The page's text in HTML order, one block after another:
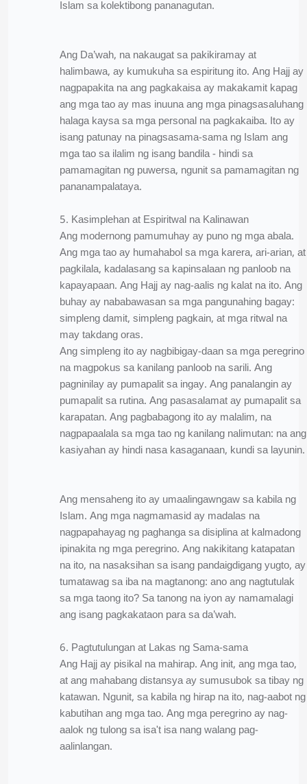
Islam sa kolektibong pananagutan.
Ang Da’wah, na nakaugat sa pakikiramay at
halimbawa, ay kumukuha sa espiritung ito. Ang Hajj ay
nagpapakita na ang pagkakaisa ay makakamit kapag
ang mga tao ay mas inuuna ang mga pinagsasaluhang
halaga kaysa sa mga personal na pagkakaiba. Ito ay
isang patunay na pinagsasama-sama ng Islam ang
mga tao sa ilalim ng isang bandila - hindi sa
pamamagitan ng puwersa, ngunit sa pamamagitan ng
pananampalataya.
5. Kasimplehan at Espiritwal na Kalinawan
Ang modernong pamumuhay ay puno ng mga abala.
Ang mga tao ay humahabol sa mga karera, ari-arian, at
pagkilala, kadalasang sa kapinsalaan ng panloob na
kapayapaan. Ang Hajj ay nag-aalis ng kalat na ito. Ang
buhay ay nababawasan sa mga pangunahing bagay:
simpleng damit, simpleng pagkain, at mga ritwal na
may takdang oras.
Ang simpleng ito ay nagbibigay-daan sa mga peregrino
na magpokus sa kanilang panloob na sarili. Ang
pagninilay ay pumapalit sa ingay. Ang panalangin ay
pumapalit sa rutina. Ang pasasalamat ay pumapalit sa
karapatan. Ang pagbabagong ito ay malalim, na
nagpapaalala sa mga tao ng kanilang nalimutan: na ang
kasiyahan ay hindi nasa kasaganaan, kundi sa layunin.
Ang mensaheng ito ay umaalingawngaw sa kabila ng
Islam. Ang mga nagmamasid ay madalas na
nagpapahayag ng paghanga sa disiplina at kalmadong
ipinakita ng mga peregrino. Ang nakikitang katapatan
na ito, na nasaksihan sa isang pandaigdigang yugto, ay
tumatawag sa iba na magtanong: ano ang nagtutulak
sa mga taong ito? Sa tanong na iyon ay namamalagi
ang isang pagkakataon para sa da’wah.
6. Pagtutulungan at Lakas ng Sama-sama
Ang Hajj ay pisikal na mahirap. Ang init, ang mga tao,
at ang mahabang distansya ay sumusubok sa tibay ng
katawan. Ngunit, sa kabila ng hirap na ito, nag-aabot ng
kabutihan ang mga tao. Ang mga peregrino ay nag-
aalok ng tulong sa isa't isa nang walang pag-
aalinlangan.